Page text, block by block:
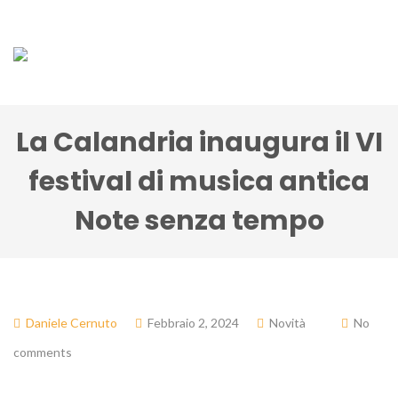
La Calandria inaugura il VI
festival di musica antica
Note senza tempo
Daniele Cernuto Febbraio 2, 2024 Novità
No
comments